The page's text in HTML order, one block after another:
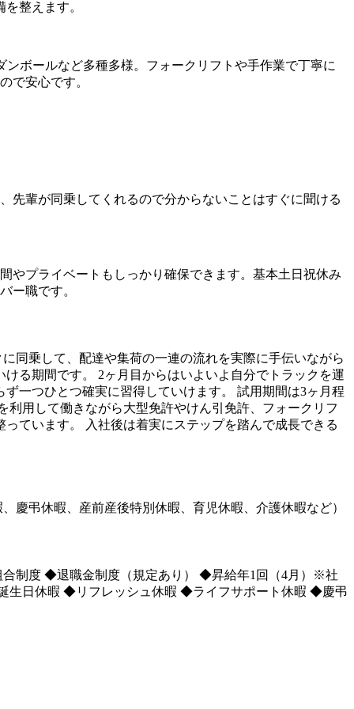
整えます。
ボールなど多種多様。フォークリフトや手作業で丁寧に
で安心です。
先輩が同乗してくれるので分からないことはすぐに聞ける
やプライベートもしっかり確保できます。基本土日祝休み
ー職です。
同乗して、配達や集荷の一連の流れを実際に手伝いながら
る期間です。 2ヶ月目からはいよいよ自分でトラックを運
一つひとつ確実に習得していけます。 試用期間は3ヶ月程
用して働きながら大型免許やけん引免許、フォークリフ
ています。 入社後は着実にステップを踏んで成長できる
弔休暇、産前産後特別休暇、育児休暇、介護休暇など）
制度 ◆退職金制度（規定あり） ◆昇給年1回（4月）※社
生日休暇 ◆リフレッシュ休暇 ◆ライフサポート休暇 ◆慶弔